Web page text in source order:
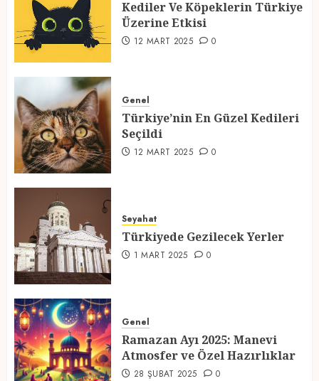
2
12 MART 2025 0
3
Seçildi
12 MART 2025 0
4
1 MART 2025
5
Atmosfer ve Özel Hazırlıklar
28 ŞUBAT 2025 0
Kediler Ve Köpeklerin Türkiye
Üzerine Etkisi
12 MART 2025 0
Genel
Türkiye’nin En Güzel Kedileri
Seçildi
12 MART 2025 0
Seyahat
Türkiyede Gezilecek Yerler
1 MART 2025 0
Genel
Ramazan Ayı 2025: Manevi
Atmosfer ve Özel Hazırlıklar
28 ŞUBAT 2025 0